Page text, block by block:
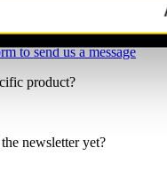
to send us a message
product?
newsletter yet?